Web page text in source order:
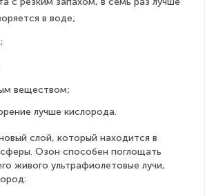
в воде;
;
веществом;
лучше кислорода.
слой, который находится в
Озон способен поглощать
живого ультрафиолетовые лучи,